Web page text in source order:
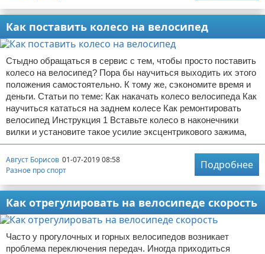
Как поставить колесо на велосипед
Стыдно обращаться в сервис с тем, чтобы просто поставить
колесо на велосипед? Пора бы научиться выходить их этого
положения самостоятельно. К тому же, сэкономите время и
деньги. Статьи по теме: Как накачать колесо велосипеда Как
научиться кататься на заднем колесе Как ремонтировать
велосипед Инструкция 1 Вставьте колесо в наконечники
вилки и установите такое усилие эксцентрикового зажима,
Август Борисов 01-07-2019 08:58
Разное про спорт
Подробнее
Как отрегулировать на велосипеде скорость
Часто у прогулочных и горных велосипедов возникает
проблема переключения передач. Иногда приходиться